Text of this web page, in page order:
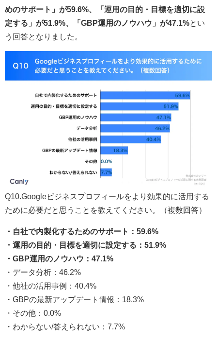
めのサポート」が59.6%、「運用の目的・目標を適切に設
定する」が51.9%、「GBP運用のノウハウ」が47.1%とい
う回答となりました。
Q10.Googleビジネスプロフィールをより効果的に活用する
ために必要だと思うことを教えてください。（複数回答）
・自社で内製化するためのサポート：59.6%
・運用の目的・目標を適切に設定する：51.9%
・GBP運用のノウハウ：47.1%
・データ分析：46.2%
・他社の活用事例：40.4%
・GBPの最新アップデート情報：18.3%
・その他：0.0%
・わからない/答えられない：7.7%